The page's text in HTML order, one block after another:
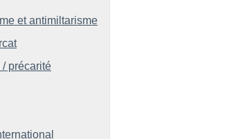
et antimiltarisme
précarité